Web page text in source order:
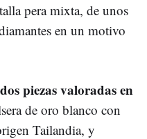
pera mixta, de unos
en un motivo
dos piezas valoradas en
de oro blanco con
Tailandia, y